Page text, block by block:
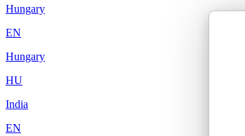
Hungary
EN
Hungary
HU
India
EN